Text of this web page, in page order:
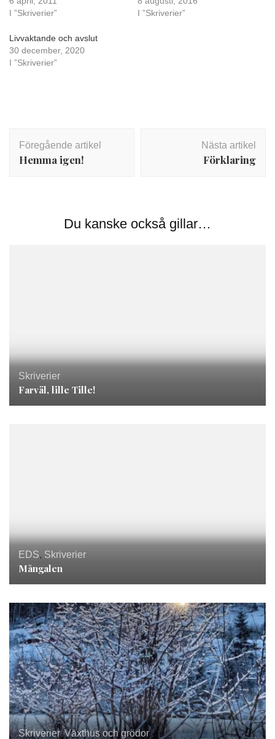
I ”Skriverier”
I ”Skriverier”
Livvaktande och avslut
30 december, 2020
I ”Skriverier”
Föregående artikel
Hemma igen!
Nästa artikel
Förklaring
Du kanske också gillar…
Skriverier
Farväl, lille Tille!
EDS, Skriverier
Mångalen
Skriverier,Växthus och grödor